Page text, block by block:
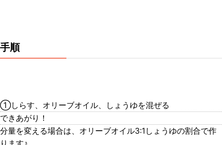
手順
①しらす、オリーブオイル、しょうゆを混ぜる
できあがり！
分量を変える場合は、オリーブオイル3:1しょうゆの割合で作